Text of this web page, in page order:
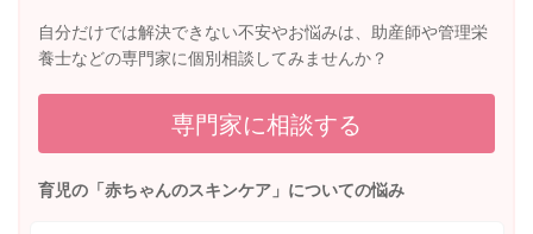
自分だけでは解決できない不安やお悩みは、助産師や管理栄
養士などの専門家に個別相談してみませんか？
専門家に相談する
育児の「赤ちゃんのスキンケア」についての悩み